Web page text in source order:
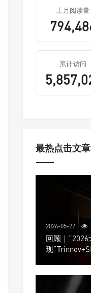
上月阅读量
累计访问
最热点击文章
2026-05-22
回顾｜
现